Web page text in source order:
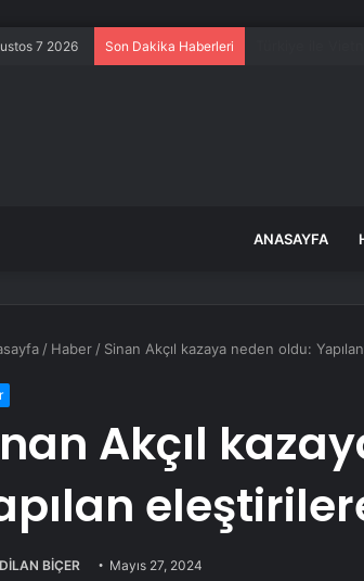
7 2026 Son Dakika Haberleri
ANASAYFA
/ Haber / Sinan Akçıl kazaya neden oldu:
Akçıl
DİLAN BİÇER Mayıs 27, 2024